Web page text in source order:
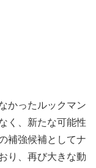
かったルックマン
く、新たな可能性
補強候補としてナ
り、再び大きな動